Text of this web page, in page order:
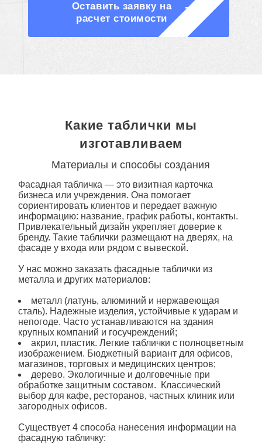
Оставить заявку на
расчет стоимости
Какие таблички мы
изготавливаем
Материалы и способы создания
Фасадная табличка — это визитная карточка
бизнеса или учреждения. Она помогает
сориентировать клиентов и передает важную
информацию: название, график работы, контакты.
Привлекательный дизайн укрепляет доверие к
бренду. Такие таблички размещают на дверях, на
фасаде у входа или рядом с вывеской.
У нас можно заказать фасадные таблички из
металла и других материалов:
металл (латунь, алюминий и нержавеющая
сталь). Надежные изделия, устойчивые к ударам и
непогоде. Часто устанавливаются на здания
крупных компаний и госучреждений;
акрил, пластик. Легкие таблички с полноцветным
изображением. Бюджетный вариант для офисов,
магазинов, торговых и медицинских центров;
дерево. Экологичные и долговечные при
обработке защитным составом. Классический
выбор для кафе, ресторанов, частных клиник или
загородных офисов.
Существует 4 способа нанесения информации на
фасадную табличку: